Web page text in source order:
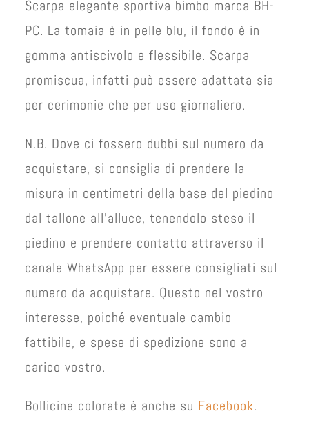
Scarpa elegante sportiva bimbo marca BH-
PC. La tomaia è in pelle blu, il fondo è in
gomma antiscivolo e flessibile. Scarpa
promiscua, infatti può essere adattata sia
per cerimonie che per uso giornaliero.
N.B. Dove ci fossero dubbi sul numero da
acquistare, si consiglia di prendere la
misura in centimetri della base del piedino
dal tallone all’alluce, tenendolo steso il
piedino e prendere contatto attraverso il
canale WhatsApp per essere consigliati sul
numero da acquistare. Questo nel vostro
interesse, poiché eventuale cambio
fattibile, e spese di spedizione sono a
carico vostro.
Bollicine colorate è anche su Facebook.